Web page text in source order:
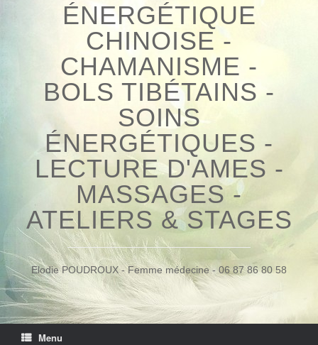
ÉNERGÉTIQUE
CHINOISE -
CHAMANISME -
BOLS TIBÉTAINS -
SOINS
ÉNERGÉTIQUES -
LECTURE D'AMES -
MASSAGES -
ATELIERS & STAGES
Elodie POUDROUX - Femme médecine - 06 87 86 80 58
Menu